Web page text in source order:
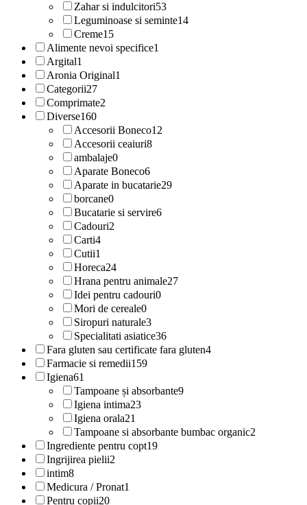
Zahar si indulcitori53
Leguminoase si seminte14
Creme15
Alimente nevoi specifice1
Argital1
Aronia Original1
Categorii27
Comprimate2
Diverse160
Accesorii Boneco12
Accesorii ceaiuri8
ambalaje0
Aparate Boneco6
Aparate in bucatarie29
borcane0
Bucatarie si servire6
Cadouri2
Carti4
Cutii1
Horeca24
Hrana pentru animale27
Idei pentru cadouri0
Mori de cereale0
Siropuri naturale3
Specialitati asiatice36
Fara gluten sau certificate fara gluten4
Farmacie si remedii159
Igiena61
Tampoane și absorbante9
Igiena intima23
Igiena orala21
Tampoane si absorbante bumbac organic2
Ingrediente pentru copt19
Ingrijirea pielii2
intim8
Medicura / Pronat1
Pentru copii20